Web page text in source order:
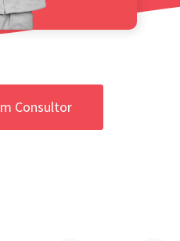
Consultor